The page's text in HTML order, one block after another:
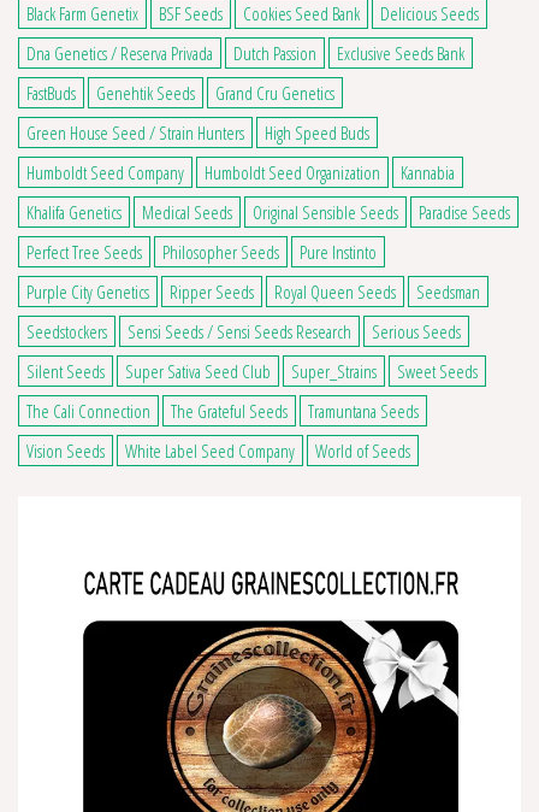
4 avis
Black Farm Genetix
BSF Seeds Cookies Seed Bank
Delicious Seeds
Dna Genetics / Reserva Privada
Dutch Passion
Exclusive Seeds Bank
FastBuds
Genehtik Seeds
Grand Cru Genetics
Green House Seed / Strain Hunters
High Speed Buds
Humboldt Seed Company
Humboldt Seed Organization
Kannabia
Khalifa Genetics
Medical Seeds Original Sensible Seeds
Paradise Seeds
Perfect Tree Seeds
Philosopher Seeds
Pure Instinto
Purple City Genetics
Ripper Seeds Royal Queen Seeds
Seedsman
Seedstockers
Sensi Seeds / Sensi Seeds Research
Serious Seeds
Silent Seeds
Super Sativa Seed Club Super_Strains
Sweet Seeds
The Cali Connection
The Grateful Seeds
Tramuntana Seeds
Vision Seeds
White Label Seed Company World of Seeds